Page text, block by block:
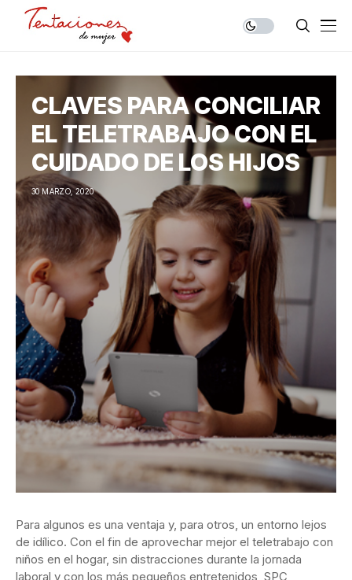
CLAVES PARA CONCILIAR
EL TELETRABAJO CON EL
CUIDADO DE LOS HIJOS
30 MARZO, 2020
Para algunos es una ventaja y, para otros, un entorno lejos
de idílico. Con el fin de aprovechar mejor el teletrabajo con
niños en el hogar, sin distracciones durante la jornada
laboral y con los más pequeños entretenidos, SPC